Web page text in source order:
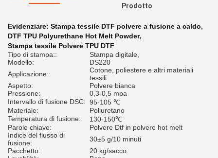
Prodotto
Evidenziare: Stampa tessile DTF polvere a fusione a caldo,
DTF TPU Polyurethane Hot Melt Powder,
Stampa tessile Polvere TPU DTF
Tipo di stampa::
Stampa digitale,
Modello:
DS220
Applicazione::
Cotone, poliestere e altri materiali
tessili
Aspetto:
Polvere bianca
Pressione:
0,3-0,5 mpa
Intervallo di fusione DSC: 95-105 ℃
Materiale:
Poliuretano
Temperatura di fusione:
130-150℃
Parole chiave:
Polvere Dtf in polvere hot melt
Indice del flusso di
fusione:
30±5 g/10 minuti
Pacchetto:
20 kg/sacco